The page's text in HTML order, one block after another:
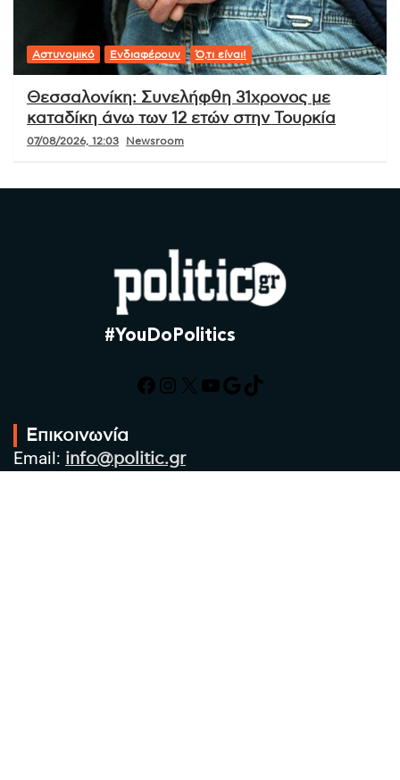
Αστυνομικό Ενδιαφέρουν Ό,τι είναι!
Θεσσαλονίκη: Συνελήφθη 31χρονος με
καταδίκη άνω των 12 ετών στην Τουρκία
07/08/2026, 12:03 Newsroom
#YouDoPolitics
Facebook
Instagram
X YouTube
Google
TikTok
Επικοινωνία
Email: info@politic.gr